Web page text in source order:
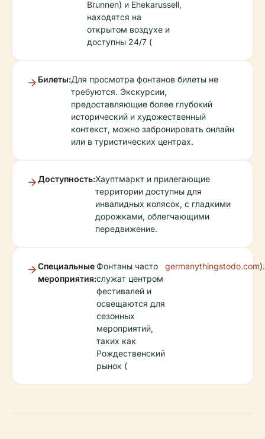
Brunnen) и Ehekarussell,
находятся на
открытом воздухе и
доступны 24/7 (
Билеты:Для просмотра фонтанов билеты не
требуются. Экскурсии,
предоставляющие более глубокий
исторический и художественный
контекст, можно забронировать онлайн
или в туристических центрах.
Доступность:Хауптмаркт и прилегающие
территории доступны для
инвалидных колясок, с гладкими
дорожками, облегчающими
передвижение.
Специальные
мероприятия:
Фонтаны часто
служат центром
фестивалей и
освещаются для
сезонных
мероприятий,
таких как
Рождественский
рынок (
germanythingstodo.com).